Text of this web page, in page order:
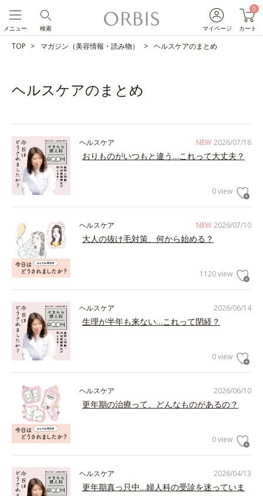
マイページ
0
カート
検索
メニュー
TOP マガジン（美容情報・読み物） ヘルスケアのまとめ
ヘルスケアのまとめ
NEW 2026/07/16
ヘルスケア
おりものがいつもと違う…これって大丈夫？
0 view
NEW 2026/07/10
ヘルスケア
大人の抜け毛対策、何から始める？
1120 view
2026/06/14
ヘルスケア
生理が半年も来ない…これって閉経？
0 view
2026/06/10
ヘルスケア
更年期の治療って、どんなものがあるの？
0 view
2026/04/13
ヘルスケア
更年期真っ只中…婦人科の受診を迷っていま